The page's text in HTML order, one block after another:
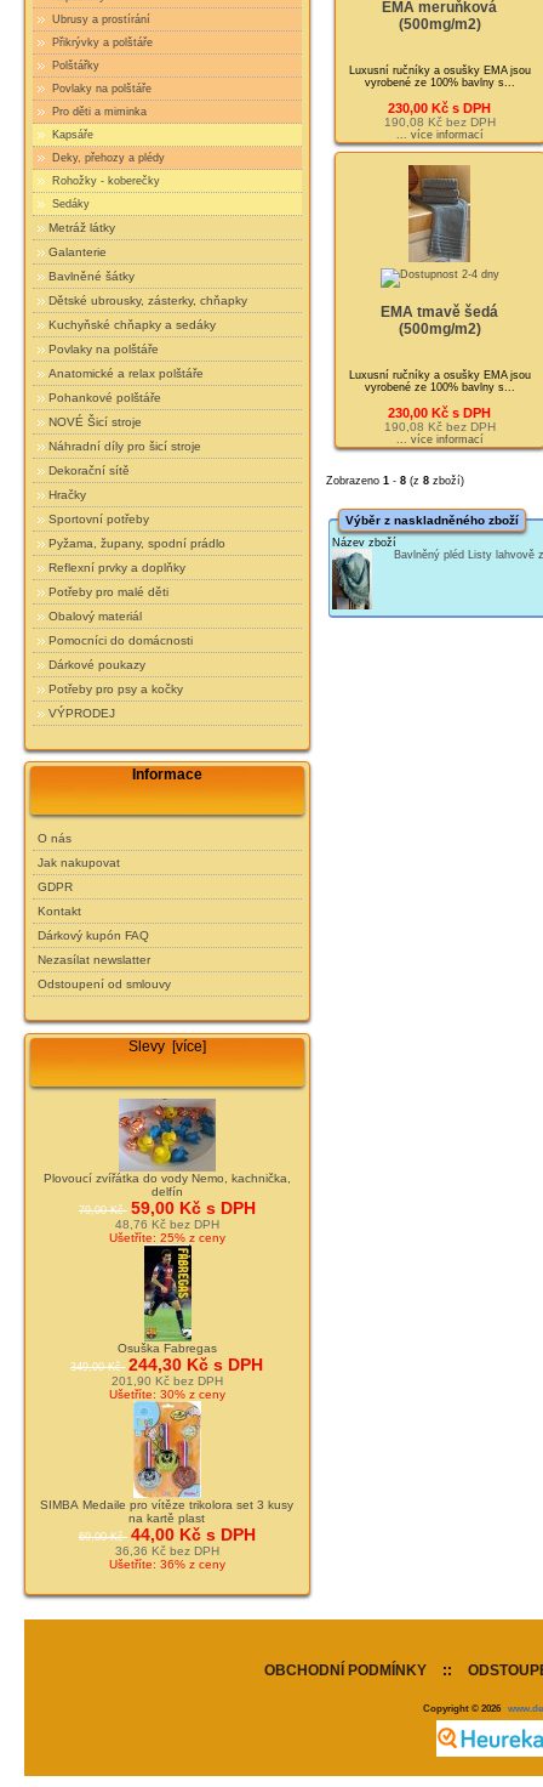
Ubrusy a prostírání
Přikrývky a polštáře
Polštářky
Povlaky na polštáře
Pro děti a miminka
Kapsáře
Deky, přehozy a plédy
Rohožky - koberečky
Sedáky
Metráž látky
Galanterie
Bavlněné šátky
Dětské ubrousky, zásterky, chňapky
Kuchyňské chňapky a sedáky
Povlaky na polštáře
Anatomické a relax polštáře
Pohankové polštáře
NOVÉ Šicí stroje
Náhradní díly pro šicí stroje
Dekorační sítě
Hračky
Sportovní potřeby
Pyžama, župany, spodní prádlo
Reflexní prvky a doplňky
Potřeby pro malé děti
Obalový materiál
Pomocníci do domácnosti
Dárkové poukazy
Potřeby pro psy a kočky
VÝPRODEJ
Informace
O nás
Jak nakupovat
GDPR
Kontakt
Dárkový kupón FAQ
Nezasílat newslatter
Odstoupení od smlouvy
Slevy [více]
Plovoucí zvířátka do vody Nemo, kachnička,
delfín
79,00 Kč 59,00 Kč s DPH
48,76 Kč bez DPH
Ušetříte: 25% z ceny
Osuška Fabregas
349,00 Kč 244,30 Kč s DPH
201,90 Kč bez DPH
Ušetříte: 30% z ceny
SIMBA Medaile pro vítěze trikolora set 3 kusy
na kartě plast
69,00 Kč 44,00 Kč s DPH
36,36 Kč bez DPH
Ušetříte: 36% z ceny
EMA meruňková
(500mg/m2)
Luxusní ručníky a osušky EMA jsou
vyrobené ze 100% bavlny s...
230,00 Kč s DPH
190,08 Kč bez DPH
... více informací
EMA tmavě šedá
(500mg/m2)
Luxusní ručníky a osušky EMA jsou
vyrobené ze 100% bavlny s...
230,00 Kč s DPH
190,08 Kč bez DPH
... více informací
Zobrazeno 1 - 8(z 8zboží)
Výběr z naskladněného zboží
Název zboží
Bavlněný pléd Listy lahvově
OBCHODNÍ PODMÍNKY ::
Copyright © 2026